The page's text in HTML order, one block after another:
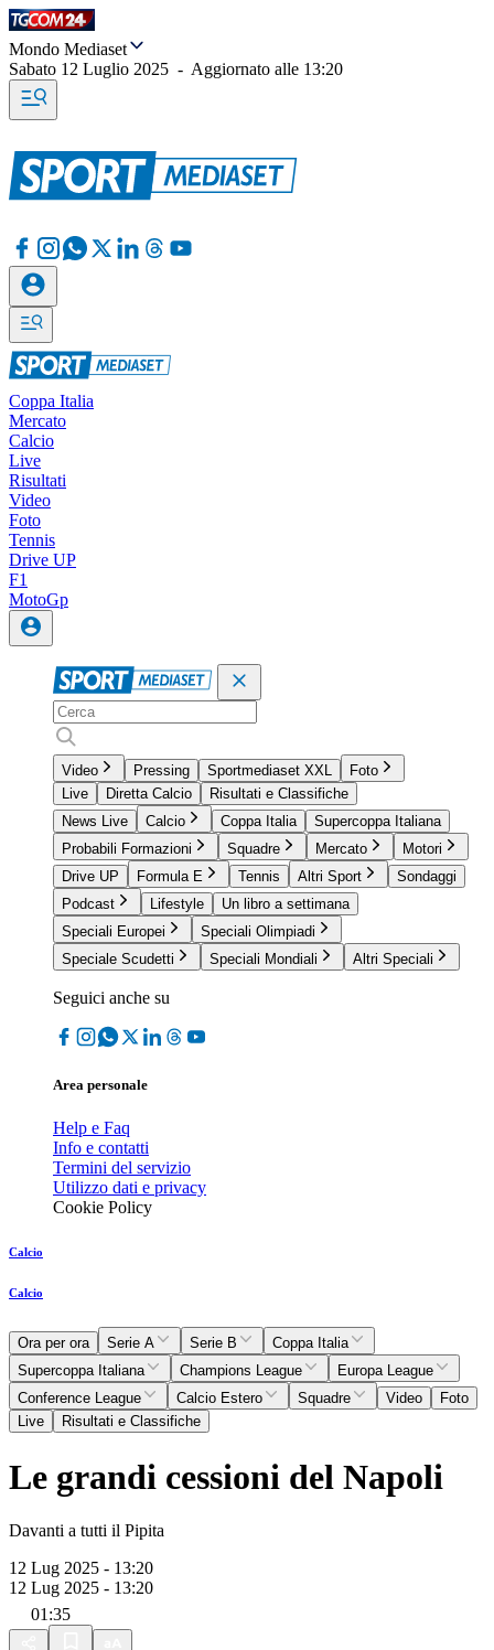
Mondo Mediaset
Sabato 12 Luglio 2025 - Aggiornato alle 13:20
Coppa Italia
Mercato
Calcio
Live
Risultati
Video
Foto
Tennis
Drive UP
F1
MotoGp
Video Pressing Sportmediaset XXL
Foto
Live
Diretta Calcio
Risultati e Classifiche
News Live
Calcio Coppa Italia
Supercoppa Italiana
Probabili Formazioni
Squadre Mercato
Motori
Drive UP
Formula E Tennis Altri Sport
Sondaggi
Podcast
Lifestyle
Un libro a settimana
Speciali Europei
Speciali Olimpiadi
Speciale Scudetti
Speciali Mondiali Altri Speciali
Seguici anche su
Area personale
Help e Faq
Info e contatti
Termini del servizio
Utilizzo dati e privacy
Cookie Policy
Calcio
Calcio
Ora per ora Serie A Serie B
Coppa Italia
Supercoppa Italiana
Champions League
Europa League
Conference League
Calcio Estero Squadre Video
Foto
Live
Risultati e Classifiche
Le grandi cessioni del Napoli
Davanti a tutti il Pipita
12 Lug 2025 - 13:20
12 Lug 2025 - 13:20
01:35